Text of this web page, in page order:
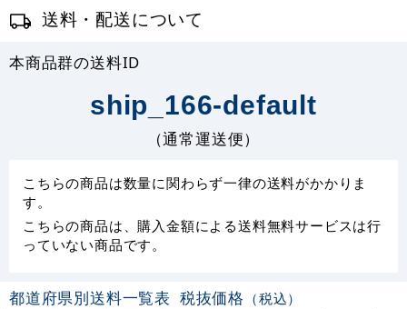
送料・配送について
本商品群の送料ID
ship_166-default
（通常運送便）
こちらの商品は数量に関わらず一律の送料がかかりま
す。
こちらの商品は、購入金額による送料無料サービスは行
っていない商品です。
都道府県別送料一覧表 税抜価格 （税込）